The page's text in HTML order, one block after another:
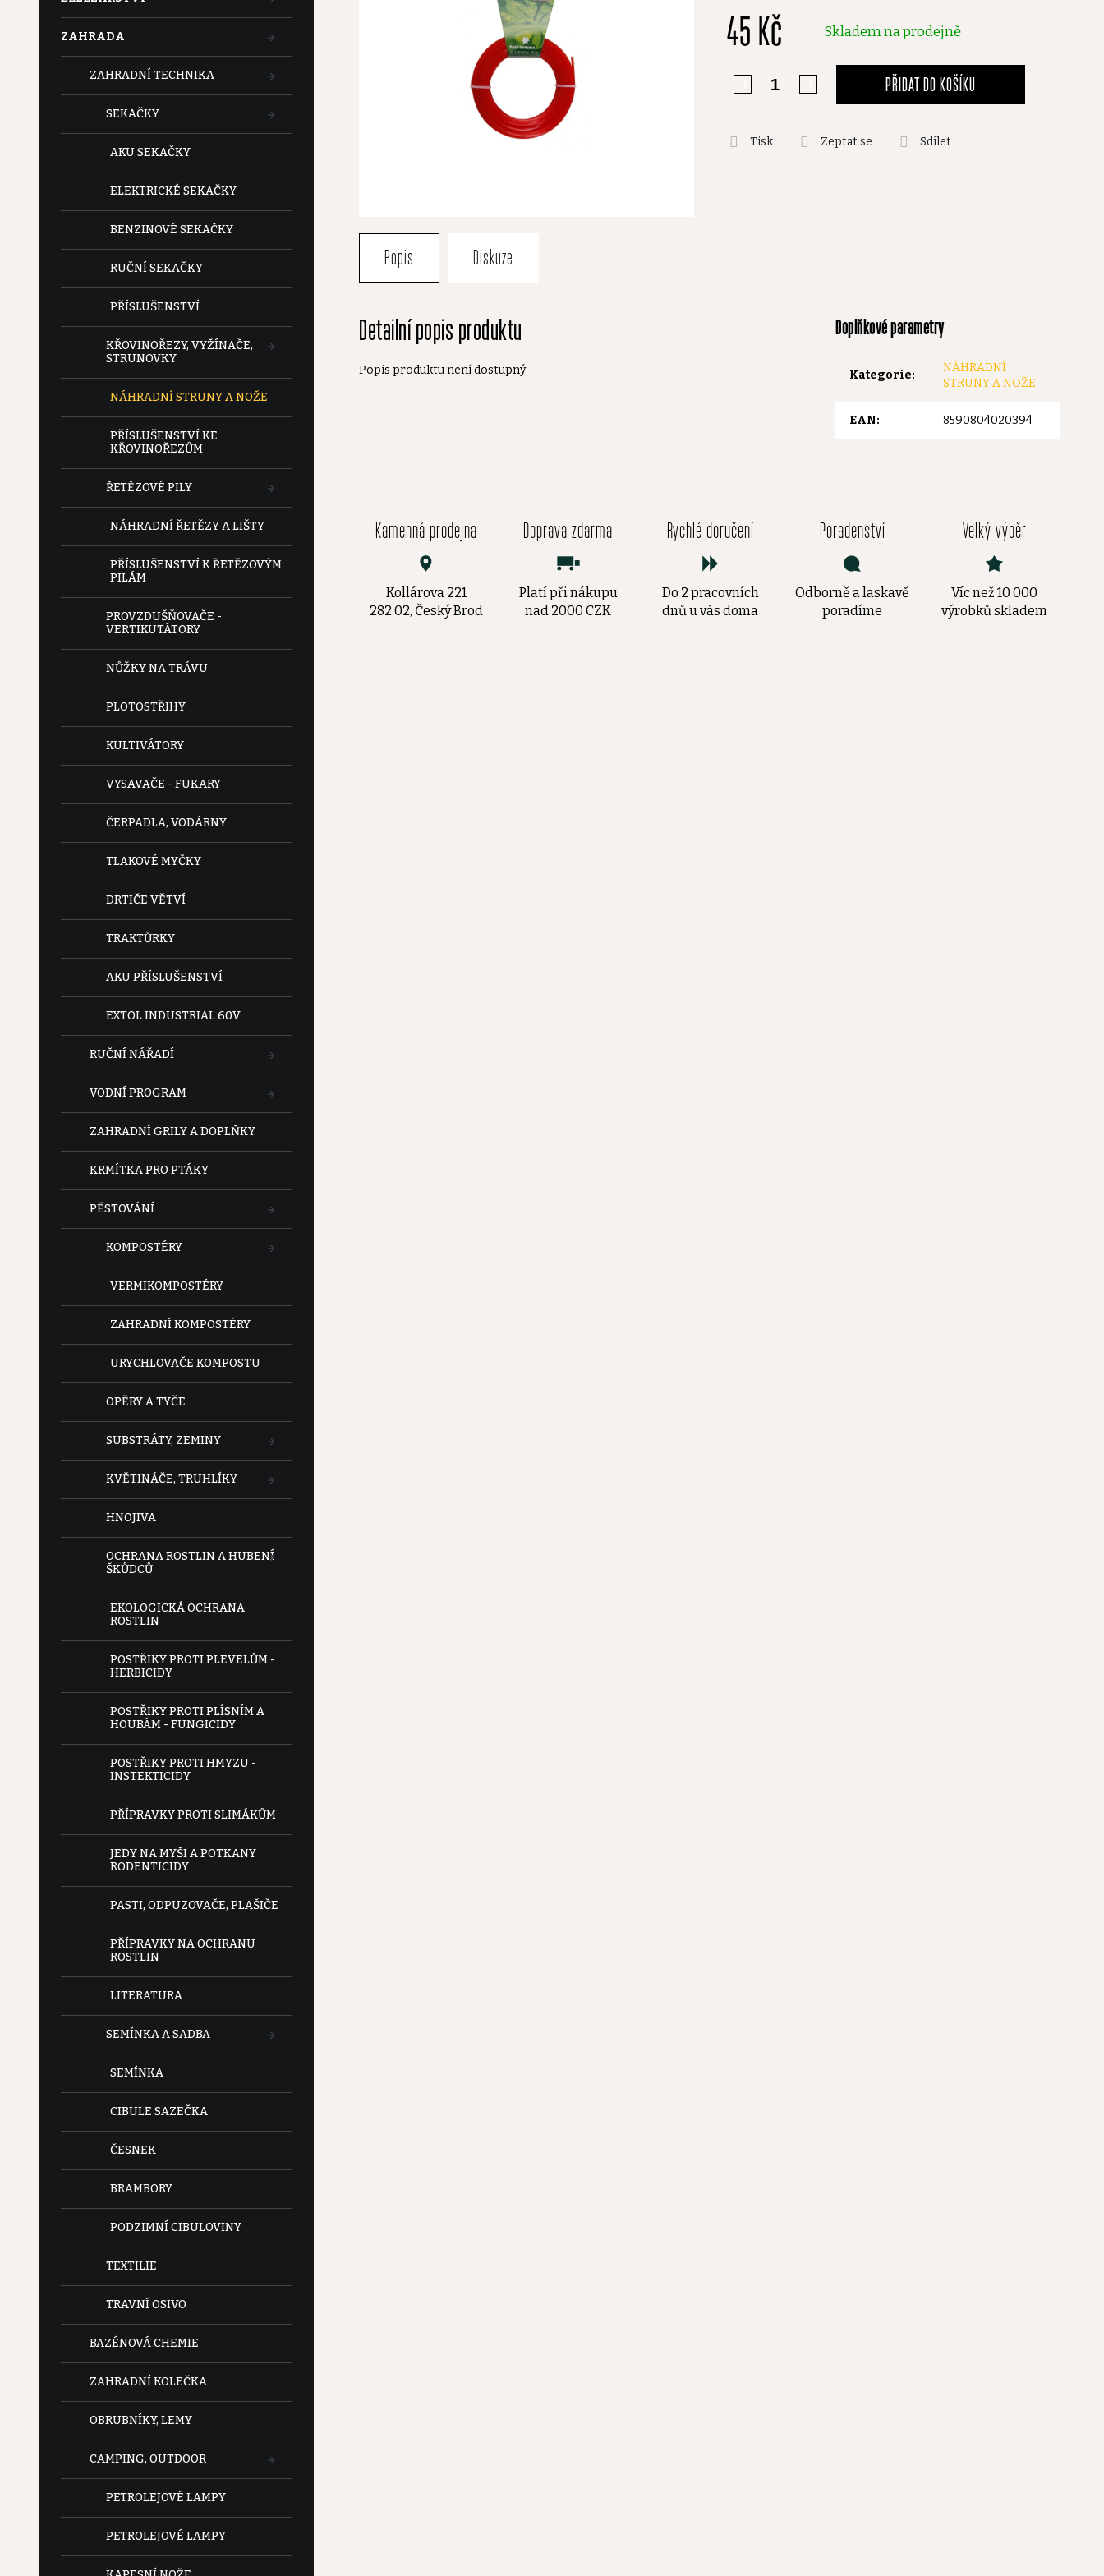
ZAHRADA
ZAHRADNÍ TECHNIKA
SEKAČKY
AKU SEKAČKY
ELEKTRICKÉ SEKAČKY
BENZINOVÉ SEKAČKY
RUČNÍ SEKAČKY
PŘÍSLUŠENSTVÍ
KŘOVINOŘEZY, VYŽÍNAČE,
STRUNOVKY
NÁHRADNÍ STRUNY A NOŽE
PŘÍSLUŠENSTVÍ KE
KŘOVINOŘEZŮM
ŘETĚZOVÉ PILY
NÁHRADNÍ ŘETĚZY A LIŠTY
PŘÍSLUŠENSTVÍ K ŘETĚZOVÝM
PILÁM
PROVZDUŠŇOVAČE -
VERTIKUTÁTORY
NŮŽKY NA TRÁVU
PLOTOSTŘIHY
KULTIVÁTORY
VYSAVAČE - FUKARY
ČERPADLA, VODÁRNY
TLAKOVÉ MYČKY
DRTIČE VĚTVÍ
TRAKTŮRKY
AKU PŘÍSLUŠENSTVÍ
EXTOL INDUSTRIAL 60V
RUČNÍ NÁŘADÍ
VODNÍ PROGRAM
ZAHRADNÍ GRILY A DOPLŇKY
KRMÍTKA PRO PTÁKY
PĚSTOVÁNÍ
KOMPOSTÉRY
VERMIKOMPOSTÉRY
ZAHRADNÍ KOMPOSTÉRY
URYCHLOVAČE KOMPOSTU
OPĚRY A TYČE
SUBSTRÁTY, ZEMINY
KVĚTINÁČE, TRUHLÍKY
HNOJIVA
OCHRANA ROSTLIN A HUBENÍ
ŠKŮDCŮ
EKOLOGICKÁ OCHRANA
ROSTLIN
POSTŘIKY PROTI PLEVELŮM -
HERBICIDY
POSTŘIKY PROTI PLÍSNÍM A
HOUBÁM - FUNGICIDY
POSTŘIKY PROTI HMYZU -
INSTEKTICIDY
PŘÍPRAVKY PROTI SLIMÁKŮM
JEDY NA MYŠI A POTKANY
RODENTICIDY
PASTI, ODPUZOVAČE, PLAŠIČE
PŘÍPRAVKY NA OCHRANU
ROSTLIN
LITERATURA
SEMÍNKA A SADBA
SEMÍNKA
CIBULE SAZEČKA
ČESNEK
BRAMBORY
PODZIMNÍ CIBULOVINY
TEXTILIE
TRAVNÍ OSIVO
BAZÉNOVÁ CHEMIE
ZAHRADNÍ KOLEČKA
OBRUBNÍKY, LEMY
CAMPING, OUTDOOR
PETROLEJOVÉ LAMPY
PETROLEJOVÉ LAMPY
0,0
z
45 Kč Skladem na prodejně
PŘIDAT DO KOŠÍKU
Tisk Zeptat se Sdílet
Popis Diskuze
Detailní popis produktu
Popis produktu není dostupný
Doplňkové parametry
Kategorie:
NÁHRADNÍ
STRUNY A NOŽE
EAN: 8590804020394
Kamenná prodejna
Kollárova 221
282 02, Český Brod
Doprava zdarma
Platí při nákupu
nad 2000 CZK
Rychlé doručení
Do 2 pracovních
dnů u vás doma
Poradenství
Odborně a laskavě
poradíme
Velký výběr
Víc než 10 000
výrobků skladem